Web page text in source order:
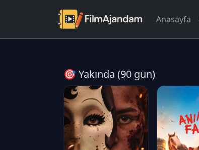
Anasayfa
🎯 Yakında (90 gün)